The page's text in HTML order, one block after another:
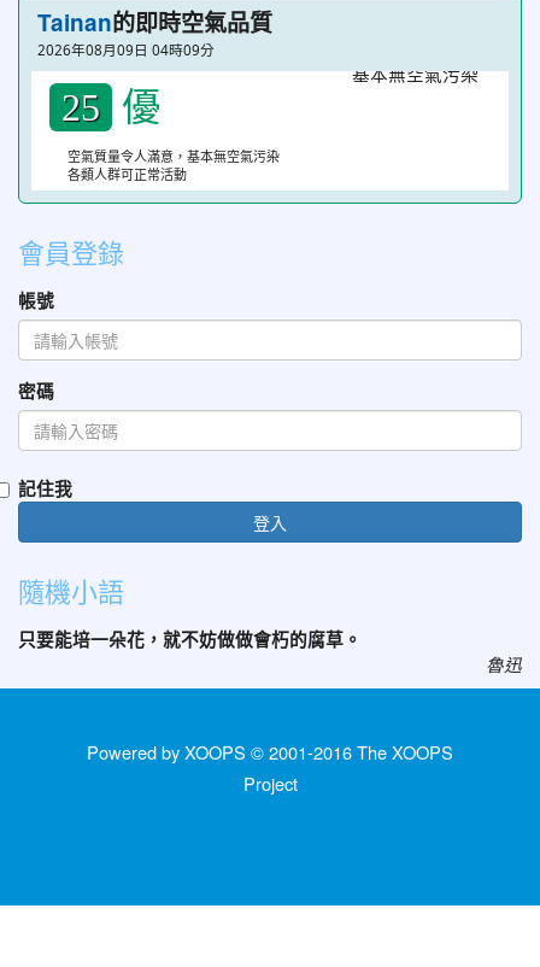
Tainan的即時空氣品質
2026年08月09日 04時09分
25 優
空氣質量令人滿意，基本無空氣污染
各類人群可正常活動
會員登錄
帳號
密碼
記住我
登入
隨機小語
只要能培一朵花，就不妨做做會朽的腐草。
魯迅
Powered by XOOPS © 2001-2016The XOOPS
Project